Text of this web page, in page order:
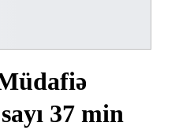
37 min